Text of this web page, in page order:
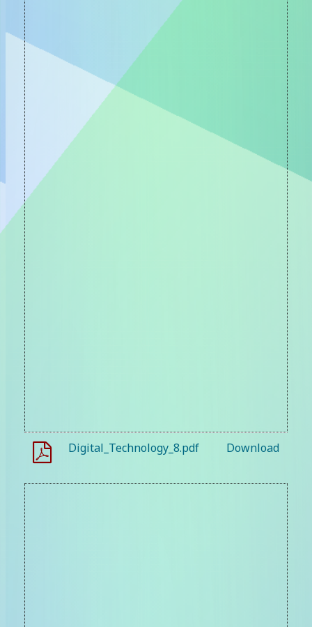
Digital_Technology_8.pdf Download